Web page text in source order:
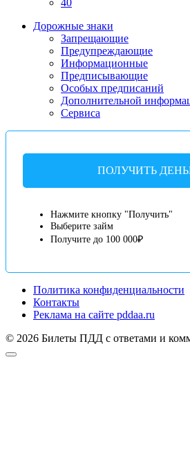
Дорожные знаки
Запрещающие
Предупреждающие
Информационные
Предписывающие
Особых предписаний
Дополнительной
Сервиса
ПОЛУЧИТЬ
Нажмите кнопку "Получить"
Выберите займ
Получите до 100 000₽
Политика конфиденциальности
Контакты
Реклама на сайте pddaa.ru
© 2026 Билеты ПДД с ответами и